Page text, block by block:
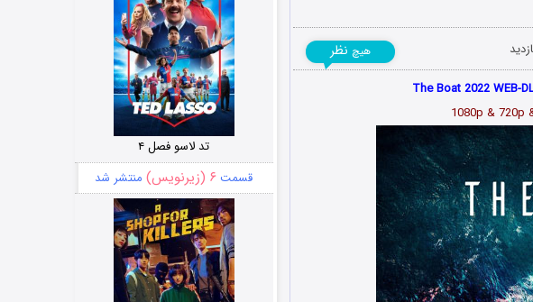
هیچ نظر
تد لاسو فصل ۴
قسمت ۶ (زیرنویس) منتشر شد